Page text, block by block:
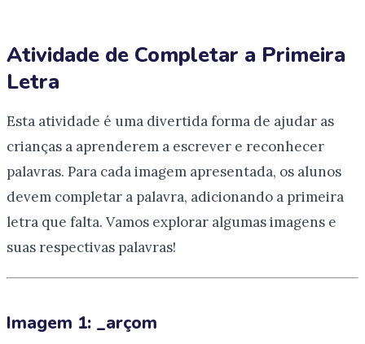
Atividade de Completar a Primeira
Letra
Esta atividade é uma divertida forma de ajudar as
crianças a aprenderem a escrever e reconhecer
palavras. Para cada imagem apresentada, os alunos
devem completar a palavra, adicionando a primeira
letra que falta. Vamos explorar algumas imagens e
suas respectivas palavras!
Imagem 1: _arçom